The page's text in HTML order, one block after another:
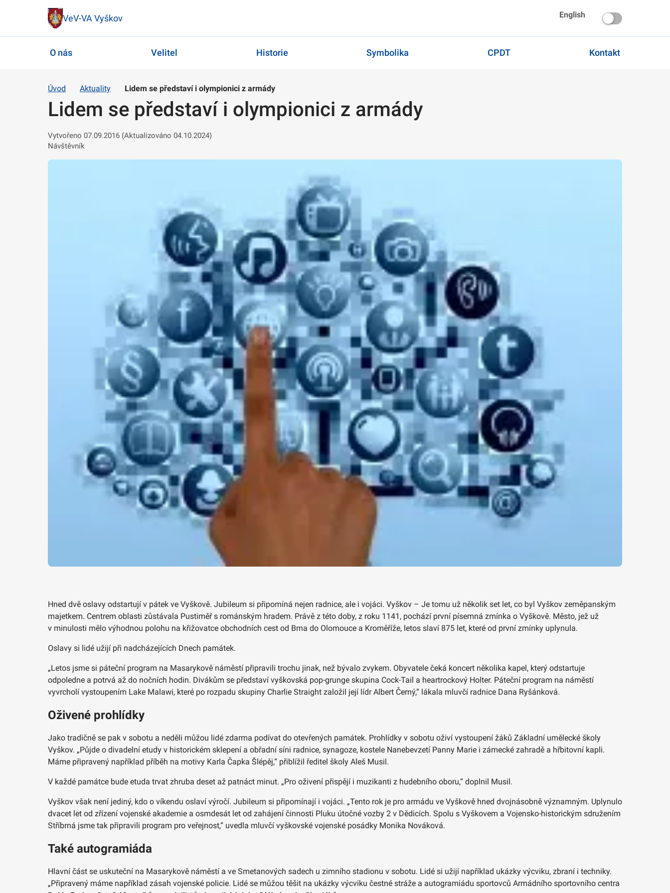
VeV-VA Vyškov English
O nás Velitel Historie Symbolika CPDT Kontakt
Úvod Aktuality Lidem se představí i olympionici z armády
Lidem se představí i olympionici z armády
Vytvořeno 07.09.2016 (Aktualizováno 04.10.2024)
Návštěvník
Hned dvě oslavy odstartují v pátek ve Vyškově. Jubileum si připomíná nejen radnice, ale i vojáci. Vyškov – Je tomu už několik set let, co byl Vyškov zeměpanským
majetkem. Centrem oblasti zůstávala Pustiměř s románským hradem. Právě z této doby, z roku 1141, pochází první písemná zmínka o Vyškově. Město, jež už
v minulosti mělo výhodnou polohu na křižovatce obchodních cest od Brna do Olomouce a Kroměříže, letos slaví 875 let, které od první zmínky uplynula.
Oslavy si lidé užijí při nadcházejících Dnech památek.
„Letos jsme si páteční program na Masarykově náměstí připravili trochu jinak, než bývalo zvykem. Obyvatele čeká koncert několika kapel, který odstartuje
odpoledne a potrvá až do nočních hodin. Divákům se představí vyškovská pop-grunge skupina Cock-Tail a heartrockový Holter. Páteční program na náměstí
vyvrcholí vystoupením Lake Malawi, které po rozpadu skupiny Charlie Straight založil její lídr Albert Černý,“ lákala mluvčí radnice Dana Ryšánková.
Oživené prohlídky
Jako tradičně se pak v sobotu a neděli můžou lidé zdarma podívat do otevřených památek. Prohlídky v sobotu oživí vystoupení žáků Základní umělecké školy
Vyškov. „Půjde o divadelní etudy v historickém sklepení a obřadní síni radnice, synagoze, kostele Nanebevzetí Panny Marie i zámecké zahradě a hřbitovní kapli.
Máme připravený například příběh na motivy Karla Čapka Šlépěj,“ přiblížil ředitel školy Aleš Musil.
V každé památce bude etuda trvat zhruba deset až patnáct minut. „Pro oživení přispějí i muzikanti z hudebního oboru,“ doplnil Musil.
Vyškov však není jediný, kdo o víkendu oslaví výročí. Jubileum si připomínají i vojáci. „Tento rok je pro armádu ve Vyškově hned dvojnásobně významným. Uplynulo
dvacet let od zřízení vojenské akademie a osmdesát let od zahájení činnosti Pluku útočné vozby 2 v Dědicích. Spolu s Vyškovem a Vojensko-historickým sdružením
Stříbrná jsme tak připravili program pro veřejnost,“ uvedla mluvčí vyškovské vojenské posádky Monika Nováková.
Také autogramiáda
Hlavní část se uskuteční na Masarykově náměstí a ve Smetanových sadech u zimního stadionu v sobotu. Lidé si užijí například ukázky výcviku, zbraní i techniky.
„Připravený máme například zásah vojenské policie. Lidé se můžou těšit na ukázky výcviku čestné stráže a autogramiádu sportovců Armádního sportovního centra